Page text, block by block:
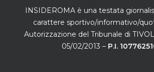
INSIDEROMA è una testata
carattere sportivo/informativo/
Autorizzazione del Tribunale di
05/02/2013 – P.I.